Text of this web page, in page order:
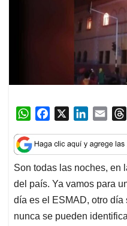
W
a
t
s
A
p
p
c
e
b
o
o
k
n
k
e
d
I
n
a
i
Son todas las noches, en
del país. Ya vamos para
día es el ESMAD, otro día
nunca se pueden